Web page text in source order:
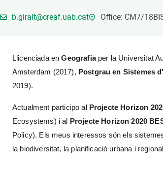
b.giralt@creaf.uab.cat Office: CM7/
Llicenciada enGeografiaper la Universitat
Amsterdam (2017), Postgrau en Sistemes
2019).
Actualment participo al Projecte Horizon
Ecosystems) i al Projecte Horizon 2020
Policy). Els meus interessos són els
la biodiversitat, la planificació urbana i
Infraestructures
Ciència oberta i gestió del coneixement